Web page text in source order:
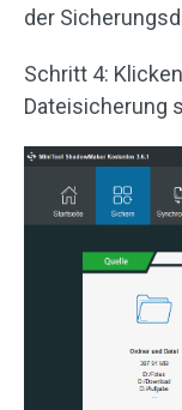
der
Schritt 4:
Dateisicherung